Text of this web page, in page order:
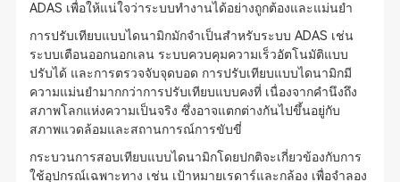
ADAS เพื่อให้แน่ใจว่าระบบทำงานได้อย่างถูกต้องและแม่นยำ
การปรับเทียบแบบไดนามิกมักจำเป็นสำหรับระบบ ADAS เช่น
ระบบเตือนออกนอกเลน ระบบควบคุมความเร็วอัตโนมัติแบบ
ปรับได้ และการตรวจจับจุดบอด การปรับเทียบแบบไดนามิกมี
ความแม่นยำมากกว่าการปรับเทียบแบบคงที่ เนื่องจากคำนึงถึง
สภาพโลกแห่งความเป็นจริง ซึ่งอาจแตกต่างกันไปขึ้นอยู่กับ
สภาพแวดล้อมและสถานการณ์การขับขี่
กระบวนการสอบเทียบแบบไดนามิกโดยปกติจะเกี่ยวข้องกับการ
ใช้อุปกรณ์เฉพาะทาง เช่น เป้าหมายเรดาร์และกล้อง เพื่อจำลอง